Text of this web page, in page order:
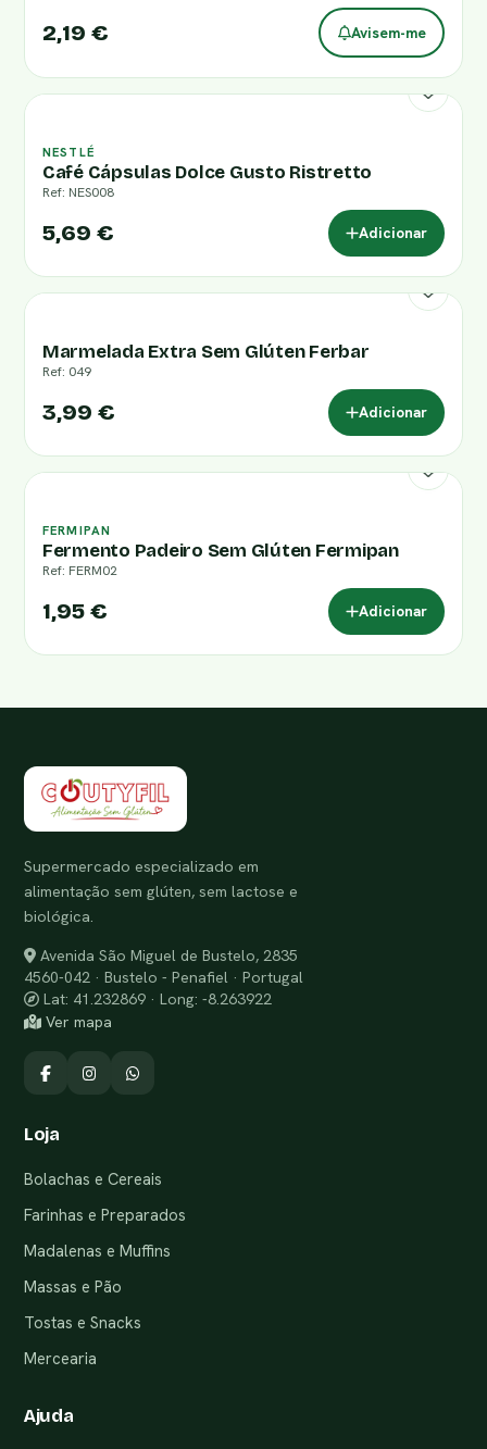
2,19 € Avisem-me
NESTLÉ
Café Cápsulas Dolce Gusto Ristretto
Ref: NES008
5,69 € Adicionar
Marmelada Extra Sem Glúten Ferbar
Ref: 049
3,99 € Adicionar
FERMIPAN
Fermento Padeiro Sem Glúten Fermipan
Ref: FERM02
1,95 € Adicionar
Supermercado especializado em
alimentação sem glúten, sem lactose e
biológica.
Avenida São Miguel de Bustelo, 2835
4560-042 · Bustelo - Penafiel · Portugal
Lat: 41.232869 · Long: -8.263922
Ver mapa
Loja
Bolachas e Cereais
Farinhas e Preparados
Madalenas e Muffins
Massas e Pão
Tostas e Snacks
Mercearia
Ajuda